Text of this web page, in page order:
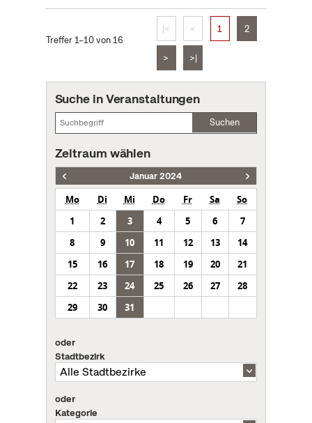
Treffer 1–10 von 16
|< < 1 2
> >|
Suche in Veranstaltungen
Suchen
Zeitraum wählen
Januar 2024
Mo Di Mi Do Fr Sa
So
1
2 3 4 5 6
7
8
9 10 11 12 13
14
15
16 17 18 19 20
21
22
23 24 25 26 27
28
29
30 31
oder
Stadtbezirk
oder
Kategorie